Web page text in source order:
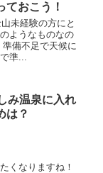
ておこう！
未経験の方にと
ようなものなの
備不足で天候に
準...
み温泉に入れ
は？
くなりますね！